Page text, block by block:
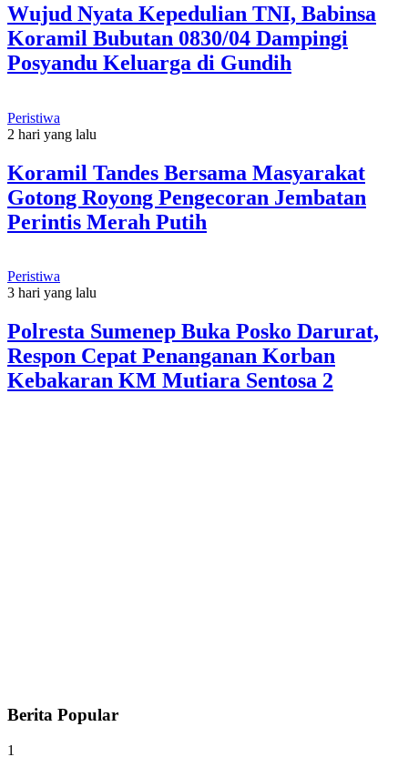
Wujud Nyata Kepedulian TNI, Babinsa
Koramil Bubutan 0830/04 Dampingi
Posyandu Keluarga di Gundih
Peristiwa
2 hari yang lalu
Koramil Tandes Bersama Masyarakat
Gotong Royong Pengecoran Jembatan
Perintis Merah Putih
Peristiwa
3 hari yang lalu
Polresta Sumenep Buka Posko Darurat,
Respon Cepat Penanganan Korban
Kebakaran KM Mutiara Sentosa 2
Berita Popular
1